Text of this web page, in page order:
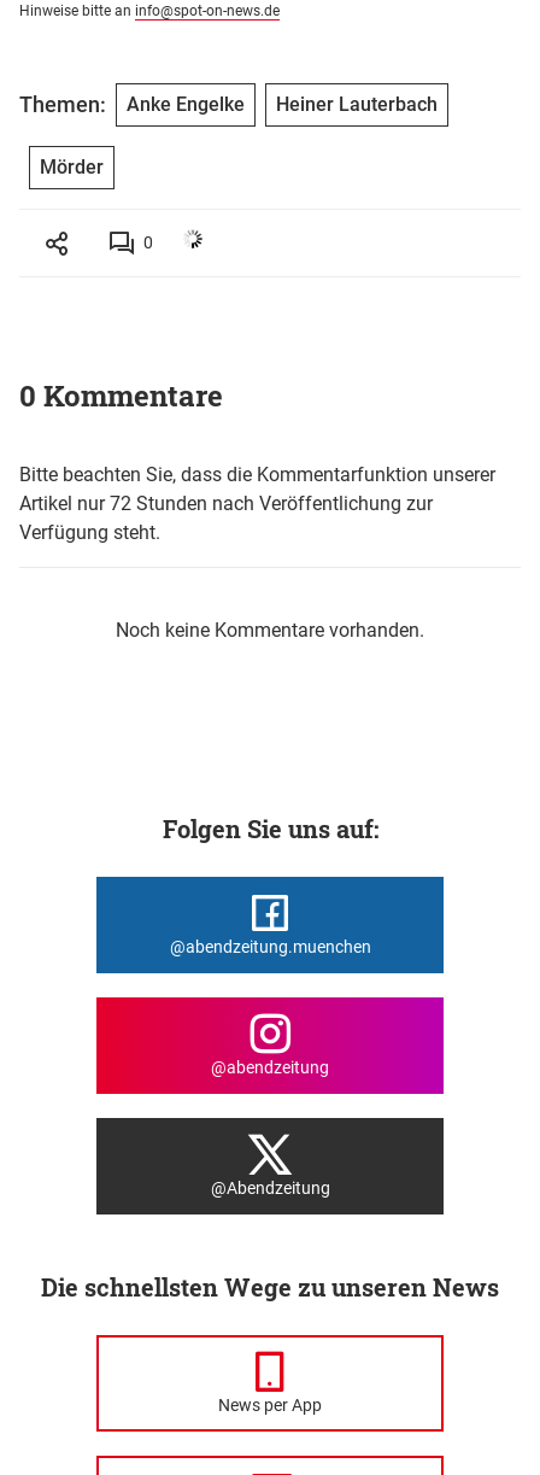
Hinweise bitte an info@spot-on-news.de
Themen: Anke Engelke Heiner Lauterbach
Mörder
0
0 Kommentare
Bitte beachten Sie, dass die Kommentarfunktion unserer
Artikel nur 72 Stunden nach Veröffentlichung zur
Verfügung steht.
Noch keine Kommentare vorhanden.
Folgen Sie uns auf:
@abendzeitung.muenchen
@abendzeitung
@Abendzeitung
Die schnellsten Wege zu unseren News
News per App